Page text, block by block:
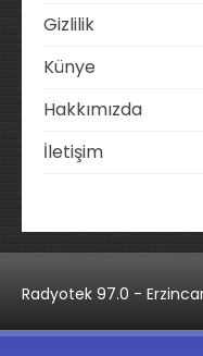
Gizlilik
Künye
Hakkımızda
İletişim
Radyotek 97.0 -